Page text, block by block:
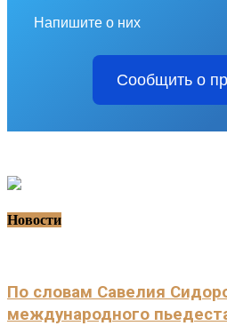
Напишите о них
Сообщить о
Новости
По словам Савелия
международного